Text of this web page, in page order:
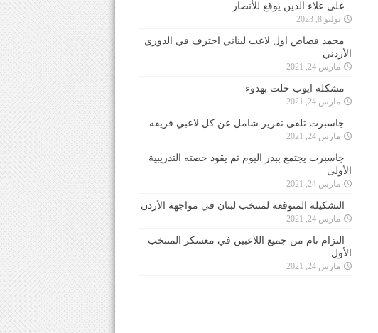
علي علاء الدين يوقع للأنصار
يوليو 8, 2023
محمد قصاص اول لاعب لبناني احترف في الدوري
الأردني
مارس 24, 2021
مشكلة ايوب حلت بهدوء
مارس 24, 2021
جاسبرت تلقى تقرير شامل عن كل لاعبي فريقه
مارس 24, 2021
جاسبرت يجتمع ببدر اليوم ثم يقود حصته التدريبية
الأولى
مارس 24, 2021
التشكيلة المتوقعة لمنتخب لبنان في مواجهة الأردن
مارس 24, 2021
التزام تام من جميع اللاعبين في معسكر المنتخب
الأول
مارس 24, 2021